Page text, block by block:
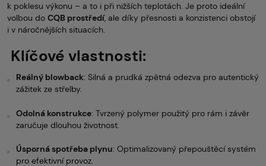
k poklesu výkonu – a to i při nižších teplotách. Je proto ideální
volbou do CQB prostředí, ale díky přesnosti a konzistenci obstojí
i v náročnějších situacích.
Klíčové vlastnosti:
Reálný blowback: Silná a prudká zpětná odezva pro autentický
zážitek ze střelby.
Odolná konstrukce: Tvrzený polymer použitý pro rám i závěr
zaručuje dlouhou životnost.
Úsporná spotřeba plynu: Optimalizovaný přepouštěcí systém
pro efektivní provoz.